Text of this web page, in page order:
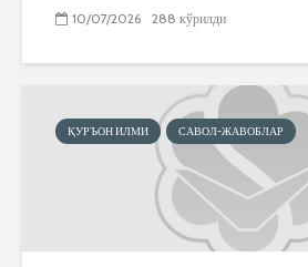
10/07/2026 288 кўрилди
ҚУРЪОН ИЛМИ САВОЛ-ЖАВОБЛАР